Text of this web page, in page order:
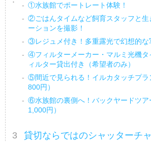
①水族館でポートレート体験！
②ごはんタイムなど飼育スタッフと生
ーションを撮影！
③レジュメ付き！多重露光で幻想的な
④フィルターメーカー・マルミ光機タ
ィルター貸出付き（希望者のみ）
⑤間近で見られる！イルカタッチプラ
800円）
⑥水族館の裏側へ！バックヤードツア
1,000円）
貸切ならではのシャッターチ